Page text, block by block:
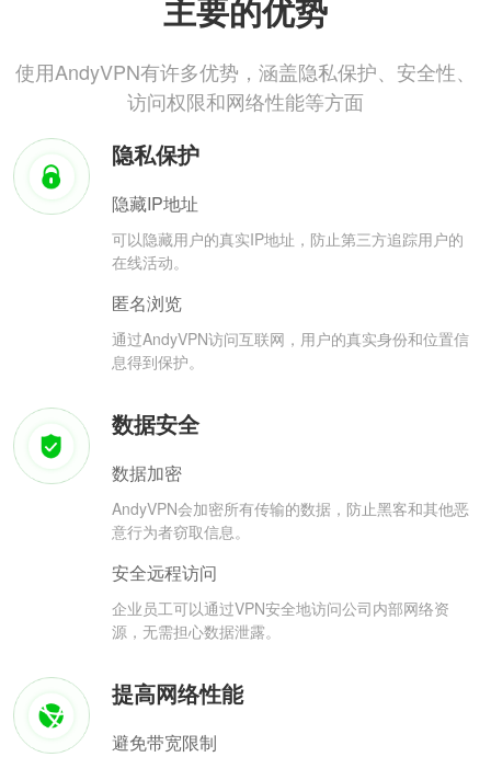
主要的优势
使用AndyVPN有许多优势，涵盖隐私保护、安全性、
访问权限和网络性能等方面
隐私保护
隐藏IP地址
可以隐藏用户的真实IP地址，防止第三方追踪用户的
在线活动。
匿名浏览
通过AndyVPN访问互联网，用户的真实身份和位置信
息得到保护。
数据安全
数据加密
AndyVPN会加密所有传输的数据，防止黑客和其他恶
意行为者窃取信息。
安全远程访问
企业员工可以通过VPN安全地访问公司内部网络资
源，无需担心数据泄露。
提高网络性能
避免带宽限制